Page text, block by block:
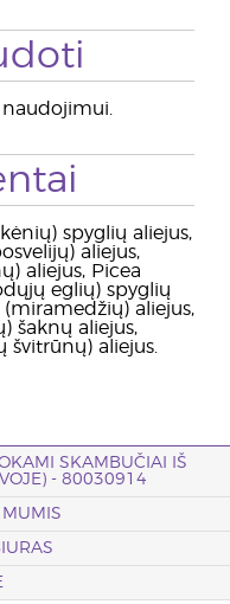
spyglių aliejus,
aliejus,
aliejus, Picea
eglių) spyglių
aliejus,
šaknų aliejus,
švitrūnų) aliejus.
SKAMBUČIAI IŠ
- 80030914
MUMIS